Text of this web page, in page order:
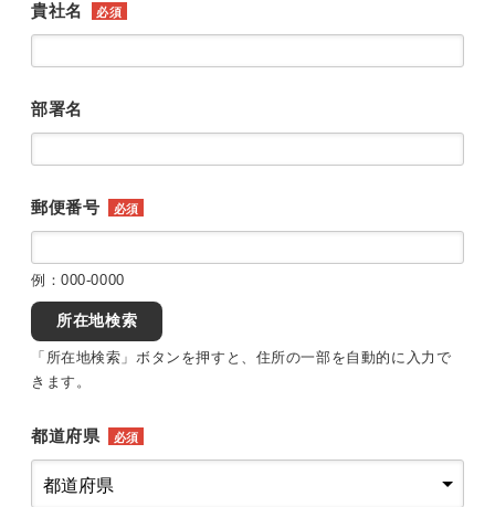
貴社名 必須
部署名
郵便番号 必須
例：000-0000
所在地検索
「所在地検索」ボタンを押すと、住所の一部を自動的に入力で
きます。
都道府県 必須